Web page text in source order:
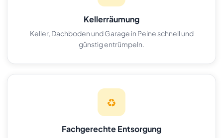
Kellerräumung
Keller, Dachboden und Garage in Peine schnell und
günstig entrümpeln.
♻️
Fachgerechte Entsorgung